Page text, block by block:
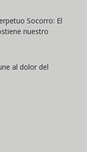
Socorro: El
nuestro
al dolor del